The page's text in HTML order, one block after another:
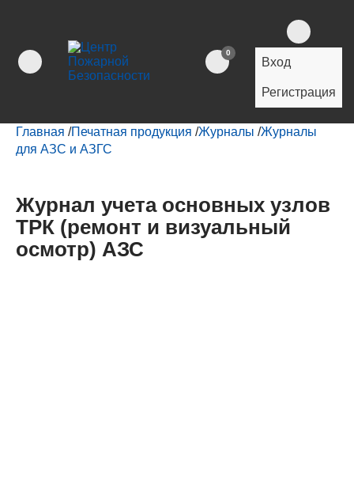
0
Вход
Регистрация
Главная /Печатная продукция /Журналы /Журналы
для АЗС и АЗГС
Журнал учета основных узлов
ТРК (ремонт и визуальный
осмотр) АЗС